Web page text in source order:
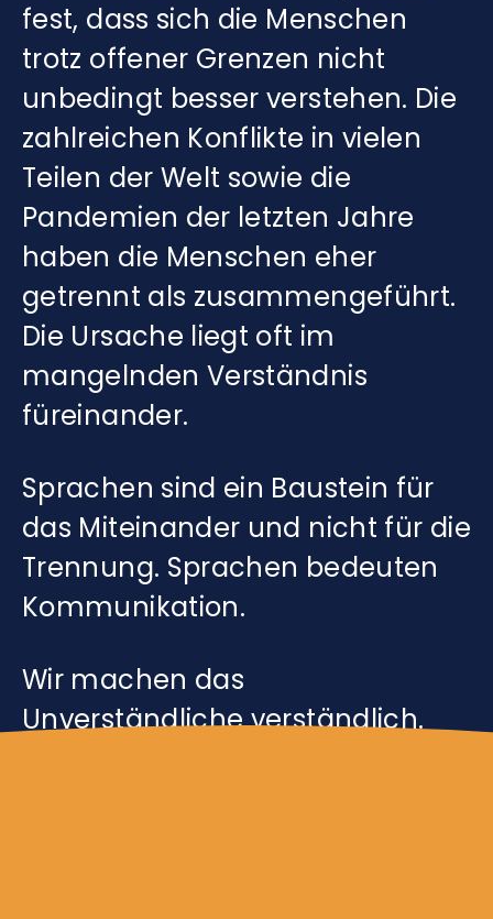
fest, dass sich die Menschen
trotz offener Grenzen nicht
unbedingt besser verstehen. Die
zahlreichen Konflikte in vielen
Teilen der Welt sowie die
Pandemien der letzten Jahre
haben die Menschen eher
getrennt als zusammengeführt.
Die Ursache liegt oft im
mangelnden Verständnis
füreinander.
Sprachen sind ein Baustein für
das Miteinander und nicht für die
Trennung. Sprachen bedeuten
Kommunikation.
Wir machen das
Unverständliche verständlich.